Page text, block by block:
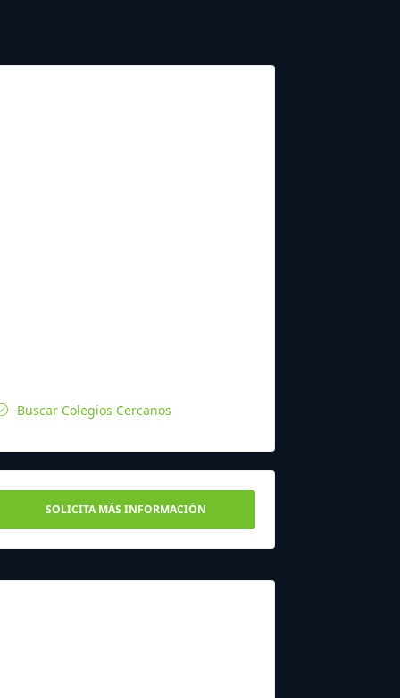
Buscar Colegios Cercanos
SOLICITA MÁS INFORMACIÓN